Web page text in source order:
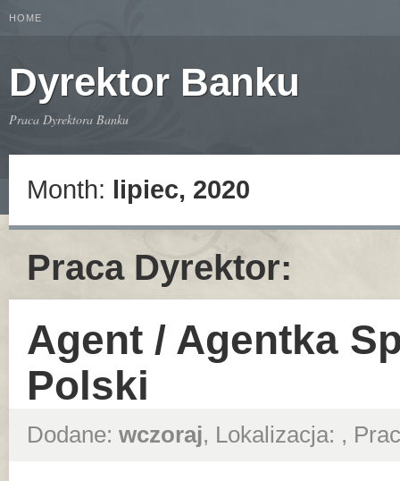
HOME
Dyrektor Banku
Praca Dyrektora Banku
Month: lipiec, 2020
Praca Dyrektor:
Agent / Agentka
Polski
Dodane: wczoraj, Lokalizacja: ,